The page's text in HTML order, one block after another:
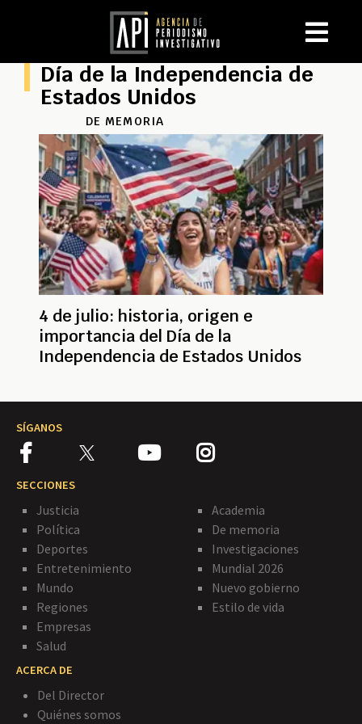
Día de la Independencia de
Estados Unidos
DE MEMORIA
4 de julio: historia, origen e
importancia del Día de la
Independencia de Estados Unidos
SÍGANOS
SECCIONES
Justicia
Política
Deportes
Entretenimiento
Mundo
Regiones
Empresas
Salud
Academia
De memoria
Investigaciones
Mundial 2026
Nuevo gobierno
Estilo de vida
ACERCA DE
Del Director
Quiénes somos